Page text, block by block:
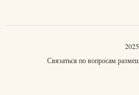
2025
Связаться по вопросам